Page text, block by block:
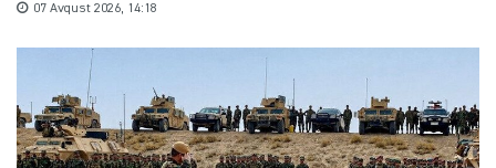
07 Avqust 2026, 14:18